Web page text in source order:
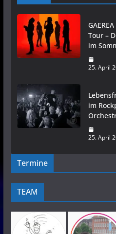
Tour –
im
25. April
im
25. April
Termine
TEAM